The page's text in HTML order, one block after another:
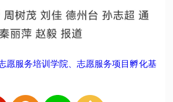
愿服务培训学院、志愿服务项目孵化基